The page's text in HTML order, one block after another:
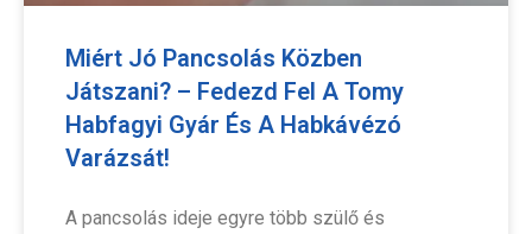
Miért Jó Pancsolás Közben
Játszani? – Fedezd Fel A Tomy
Habfagyi Gyár És A Habkávézó
Varázsát!
A pancsolás ideje egyre több szülő és